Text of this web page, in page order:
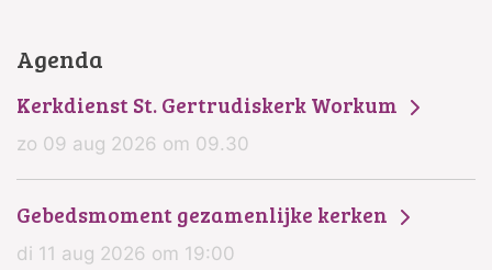
Agenda
Kerkdienst St. Gertrudiskerk Workum
zo 09 aug 2026 om 09.30
Gebedsmoment gezamenlijke kerken
di 11 aug 2026 om 19:00